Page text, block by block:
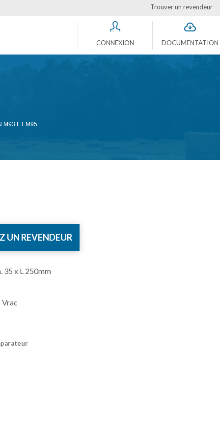
Trouver un revendeur
CONNEXION DOCUMENTATION
M93 ET M95
UN REVENDEUR
35 x L 250mm